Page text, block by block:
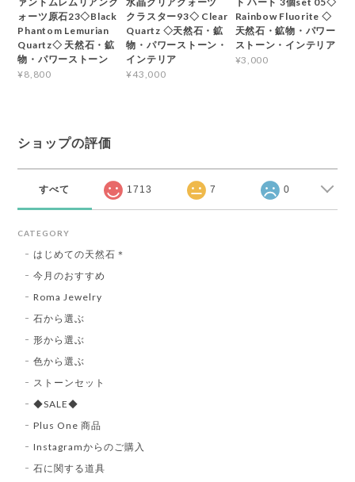
ォーツ原石23◇Black
Phantom Lemurian
Quartz◇ 天然石・鉱
物・パワーストーン
¥8,800
クラスター93◇ Clear
Quartz ◇天然石・鉱
物・パワーストーン・
インテリア
¥43,000
Rainbow Fluorite ◇
天然石・鉱物・パワー
ストーン・インテリア
¥3,000
ショップの評価
すべて 1713 7 0
CATEGORY
はじめての天然石＊
今月のおすすめ
Roma Jewelry
石から選ぶ
形から選ぶ
色から選ぶ
ストーンセット
◆SALE◆
Plus One 商品
Instagramからのご購入
石に関する道具